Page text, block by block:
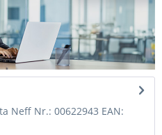
Neff Nr.: 00622943 EAN: